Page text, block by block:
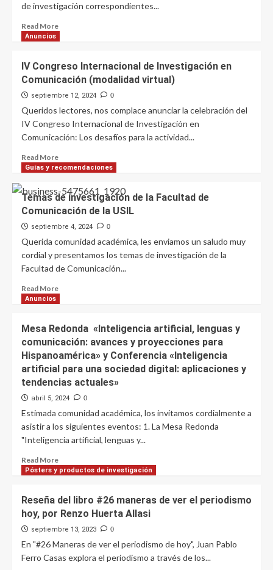
USIL)
de investigación correspondientes...
Read MoreRead
de
investigación
del
IV
Congreso
Internacional
de
en
Comunicación,
organizado
por
la
Universidad
Ignacio
de
Loyola
Anuncios
IV Congreso Internacional de Investigación en
Comunicación (modalidad virtual)
septiembre 12, 2024 0
Queridos lectores, nos complace anunciar la celebración del
IV Congreso Internacional de Investigación en
Comunicación: Los desafíos para la actividad...
Read MoreRead
more
IV
Congreso
Internacional
de
Investigación
Comunicación
(modalidad
Guías y recomendaciones
Temas de investigación de la Facultad de
Comunicación de la USIL
septiembre 4, 2024 0
Querida comunidad académica, les enviamos un saludo muy
cordial y presentamos los temas de investigación de la
Facultad de Comunicación...
Read MoreRead
de
investigación
de
la
Facultad
Comunicación
de
la
USIL
Anuncios
Mesa Redonda «Inteligencia artificial, lenguas y
comunicación: avances y proyecciones para
Hispanoamérica» y Conferencia «Inteligencia
artificial para una sociedad digital: aplicaciones y
tendencias actuales»
abril 5, 2024 0
Estimada comunidad académica, los invitamos cordialmente a
asistir a los siguientes eventos: 1. La Mesa Redonda
"Inteligencia artificial, lenguas y...
Read MoreRead
more
Redonda
«Inteligencia
artificial,
lenguas
comunicación:
Pósters y productos de investigación
Reseña del libro #26 maneras de ver el periodismo
hoy, por Renzo Huerta Allasi
septiembre 13, 2023 0
En "#26 Maneras de ver el periodismo de hoy", Juan Pablo
Ferro Casas explora el periodismo a través de los...